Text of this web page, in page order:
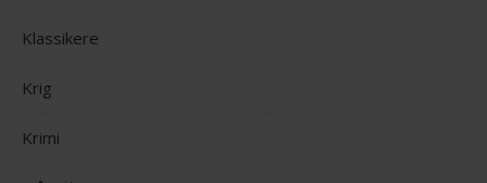
Klassikere
Krig
Krimi